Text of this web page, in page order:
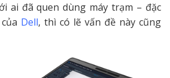
ai đã quen dùng máy trạm – đặc
Dell, thì có lẽ vấn đề này cũng